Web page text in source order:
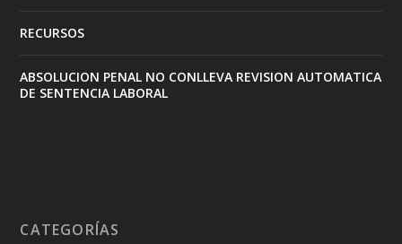
RECURSOS
ABSOLUCION PENAL NO CONLLEVA REVISION AUTOMATICA
DE SENTENCIA LABORAL
CATEGORÍAS